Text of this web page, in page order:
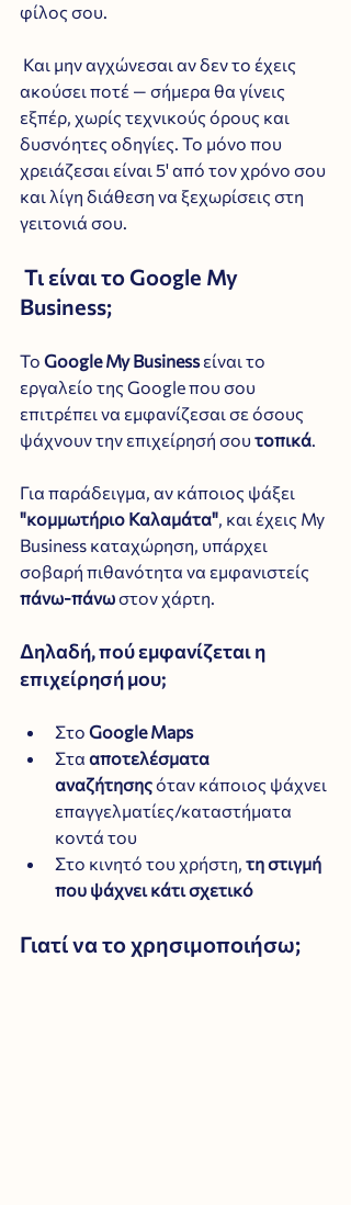
φίλος σου.
ακούσει ποτέ — σήμερα θα γίνεις
εξπέρ, χωρίς τεχνικούς όρους και
δυσνόητες οδηγίες. Το μόνο που
χρειάζεσαι είναι 5' από τον χρόνο σου
και λίγη διάθεση να ξεχωρίσεις στη
γειτονιά σου.
Τι είναι το Google My
Business;
Το Google My Business είναι το
εργαλείο της Google που σου
επιτρέπει να εμφανίζεσαι σε όσους
ψάχνουν την επιχείρησή σου τοπικά.
Για παράδειγμα, αν κάποιος ψάξει
"κομμωτήριο Καλαμάτα", και έχεις My
Business καταχώρηση, υπάρχει
σοβαρή πιθανότητα να εμφανιστείς
πάνω-πάνω στον χάρτη.
Δηλαδή, πού εμφανίζεται η
επιχείρησή μου;
Στο Google Maps
Στα αποτελέσματα
αναζήτησης όταν κάποιος ψάχνει
επαγγελματίες/καταστήματα
κοντά του
Στο κινητό του χρήστη, τη στιγμή
που ψάχνει κάτι σχετικό
Γιατί να το χρησιμοποιήσω;